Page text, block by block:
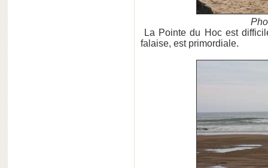
La Pointe du Hoc est
falaise, est primordiale.